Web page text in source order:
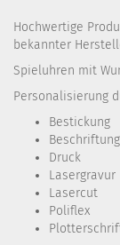
Hochwertige
bekannter
Spieluhren mit
Personalisierung
Bestickung​
Beschriftung
Druck
Lasergravur
Lasercut
Poliflex